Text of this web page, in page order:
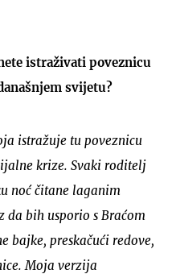
istraživati poveznicu
svijetu?
istražuje tu poveznicu
krize. Svaki roditelj
noć čitane laganim
da bih usporio s Braćom
bajke, preskačući redove,
Moja verzija